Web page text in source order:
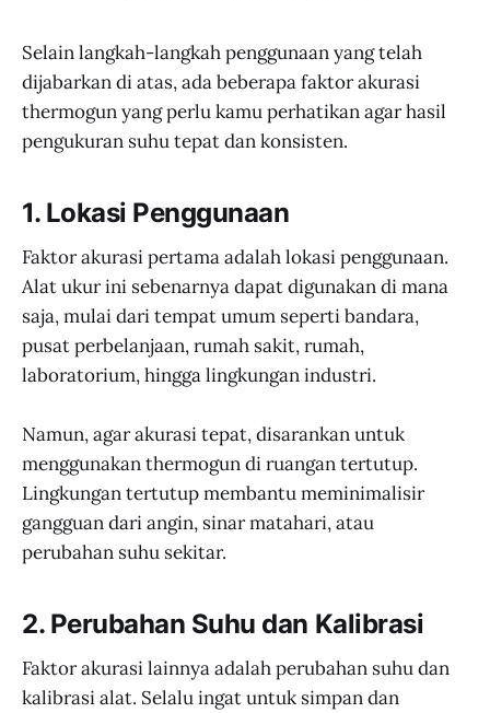
Selain langkah-langkah penggunaan yang telah
dijabarkan di atas, ada beberapa faktor akurasi
thermogun yang perlu kamu perhatikan agar hasil
pengukuran suhu tepat dan konsisten.
1. Lokasi Penggunaan
Faktor akurasi pertama adalah lokasi penggunaan.
Alat ukur ini sebenarnya dapat digunakan di mana
saja, mulai dari tempat umum seperti bandara,
pusat perbelanjaan, rumah sakit, rumah,
laboratorium, hingga lingkungan industri.
Namun, agar akurasi tepat, disarankan untuk
menggunakan thermogun di ruangan tertutup.
Lingkungan tertutup membantu meminimalisir
gangguan dari angin, sinar matahari, atau
perubahan suhu sekitar.
2. Perubahan Suhu dan Kalibrasi
Faktor akurasi lainnya adalah perubahan suhu dan
kalibrasi alat. Selalu ingat untuk simpan dan